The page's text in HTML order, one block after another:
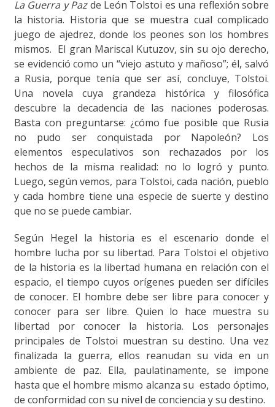
La Guerra y Pazde León Tolstoi es una reflexión sobre
la historia. Historia que se muestra cual complicado
juego de ajedrez, donde los peones son los hombres
mismos. El gran Mariscal Kutuzov, sin su ojo derecho,
se evidenció como un “viejo astuto y mañoso”; él, salvó
a Rusia, porque tenía que ser así, concluye, Tolstoi.
Una novela cuya grandeza histórica y filosófica
descubre la decadencia de las naciones poderosas.
Basta con preguntarse: ¿cómo fue posible que Rusia
no pudo ser conquistada por Napoleón? Los
elementos especulativos son rechazados por los
hechos de la misma realidad: no lo logró y punto.
Luego, según vemos, para Tolstoi, cada nación, pueblo
y cada hombre tiene una especie de suerte y destino
que no se puede cambiar.
Según Hegel la historia es el escenario donde el
hombre lucha por su libertad. Para Tolstoi el objetivo
de la historia es la libertad humana en relación con el
espacio, el tiempo cuyos orígenes pueden ser difíciles
de conocer. El hombre debe ser libre para conocer y
conocer para ser libre. Quien lo hace muestra su
libertad por conocer la historia. Los personajes
principales de Tolstoi muestran su destino. Una vez
finalizada la guerra, ellos reanudan su vida en un
ambiente de paz. Ella, paulatinamente, se impone
hasta que el hombre mismo alcanza su estado óptimo,
de conformidad con su nivel de conciencia y su destino.